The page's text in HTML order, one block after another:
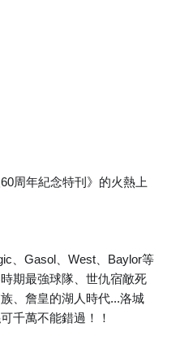
周年紀念特刊》的火熱上
、Gasol、West、Baylor等
期最強球隊、世仇宿敵死
、詹皇的湖人時代...洛城
千萬不能錯過！！